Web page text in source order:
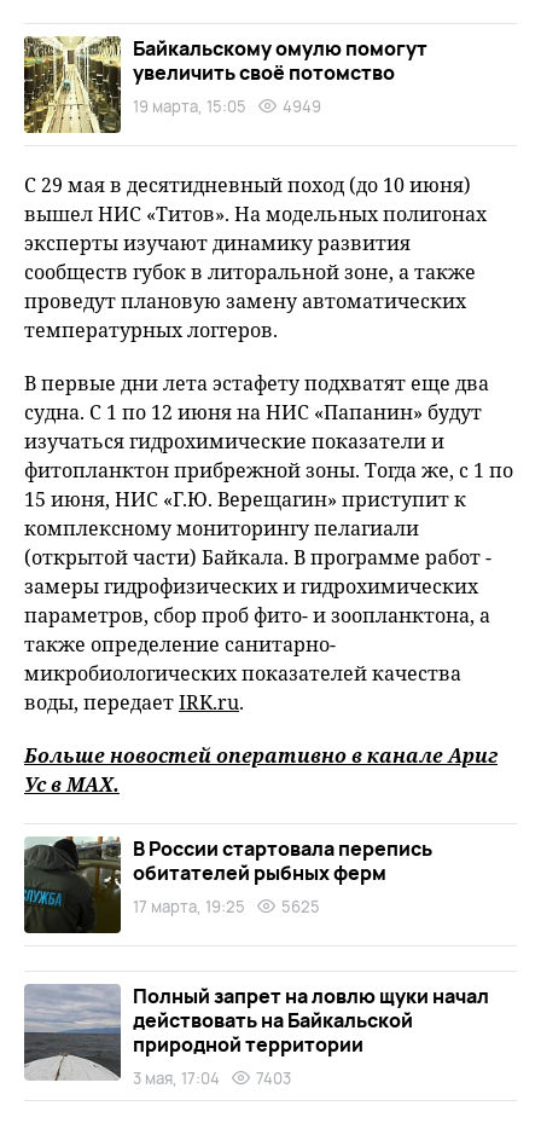
Байкальскому омулю помогут
увеличить своё потомство
19 марта, 15:05 4949
С 29 мая в десятидневный поход (до 10 июня)
вышел НИС «Титов». На модельных полигонах
эксперты изучают динамику развития
сообществ губок в литоральной зоне, а также
проведут плановую замену автоматических
температурных логгеров.
В первые дни лета эстафету подхватят еще два
судна. С 1 по 12 июня на НИС «Папанин» будут
изучаться гидрохимические показатели и
фитопланктон прибрежной зоны. Тогда же, с 1 по
15 июня, НИС «Г.Ю. Верещагин» приступит к
комплексному мониторингу пелагиали
(открытой части) Байкала. В программе работ -
замеры гидрофизических и гидрохимических
параметров, сбор проб фито- и зоопланктона, а
также определение санитарно-
микробиологических показателей качества
воды, передаетIRK.ru.
Больше новостей оперативно в канале Ариг
Ус вMAХ.
В России стартовала перепись
обитателей рыбных ферм
17 марта, 19:25 5625
Полный запрет на ловлю щуки начал
действовать на Байкальской
природной территории
3 мая, 17:04 7403